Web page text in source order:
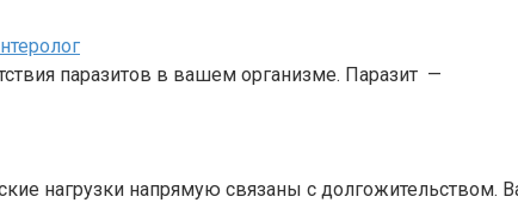
паразитов в вашем организме. Паразит —
нагрузки напрямую связаны с долгожительством.